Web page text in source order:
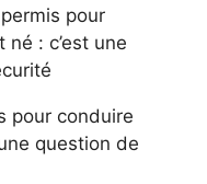
pour conduire
question de